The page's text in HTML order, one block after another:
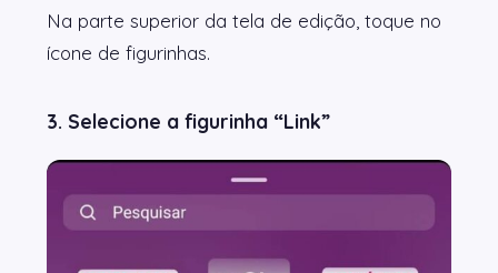
Na parte superior da tela de edição, toque no
ícone de figurinhas.
3. Selecione a figurinha “Link”